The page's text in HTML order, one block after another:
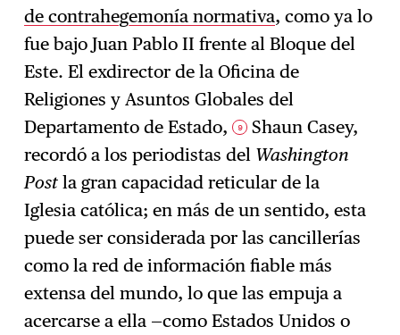
de contrahegemonía normativa, como ya lo
fue bajo Juan Pablo II frente al Bloque del
Este. El exdirector de la Oficina de
Religiones y Asuntos Globales del
Departamento de Estado, 9
Shaun Casey,
recordó a los periodistas del Washington
Post la gran capacidad reticular de la
Iglesia católica; en más de un sentido, esta
puede ser considerada por las cancillerías
como la red de información fiable más
extensa del mundo, lo que las empuja a
acercarse a ella —como Estados Unidos o